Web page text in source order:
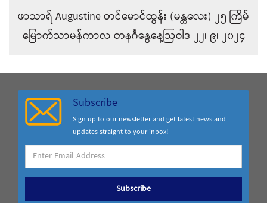
ဖာသာရ် Augustine တင်မောင်ထွန်း (မန္တလေး) ၂၅ ကြိမ်
မြောက်သာမန်ကာလ တနင်္ဂနွေနေ့ဩဝါဒ ၂၂၊ ၉၊ ၂၀၂၄
Subscribe
Sign up to our newsletter and get latest news and
updates straight to your inbox!
Subscribe